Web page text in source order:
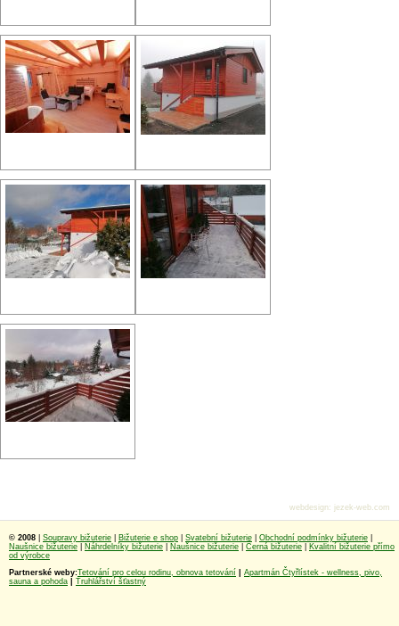
© 2008 Soupravy bižuterie Bižuterie e shop Svatební bižuterie Obchodní podmínky bižuterie
Naušnice bižuterie
Náhrdelníky bižuterie Naušnice bižuterie Černá bižuterie
Kvalitní bižuterie přímo
od výrobce
Partnerské weby:Tetování pro celou rodinu, obnova tetování
Apartmán Čtyřlístek - wellness, pivo,
sauna a pohoda
Truhlářství šťastný
webdesign: jezek-web.com